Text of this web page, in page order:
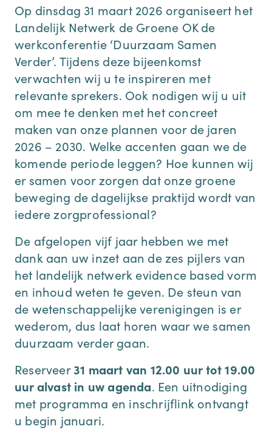
Op dinsdag 31 maart 2026 organiseert het
Landelijk Netwerk de Groene OK de
werkconferentie ‘Duurzaam Samen
Verder’. Tijdens deze bijeenkomst
verwachten wij u te inspireren met
relevante sprekers. Ook nodigen wij u uit
om mee te denken met het concreet
maken van onze plannen voor de jaren
2026 – 2030. Welke accenten gaan we de
komende periode leggen? Hoe kunnen wij
er samen voor zorgen dat onze groene
beweging de dagelijkse praktijd wordt van
iedere zorgprofessional?
De afgelopen vijf jaar hebben we met
dank aan uw inzet aan de zes pijlers van
het landelijk netwerk evidence based vorm
en inhoud weten te geven. De steun van
de wetenschappelijke verenigingen is er
wederom, dus laat horen waar we samen
duurzaam verder gaan.
Reserveer31 maart van 12.00 uur tot 19.00
uur alvast in uw agenda. Een uitnodiging
met programma en inschrijflink ontvangt
u begin januari.